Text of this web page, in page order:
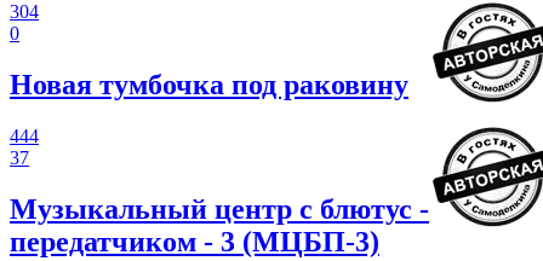
304
0
Новая тумбочка под раковину
444
37
Музыкальный центр с блютус -
передатчиком - 3 (МЦБП-3)